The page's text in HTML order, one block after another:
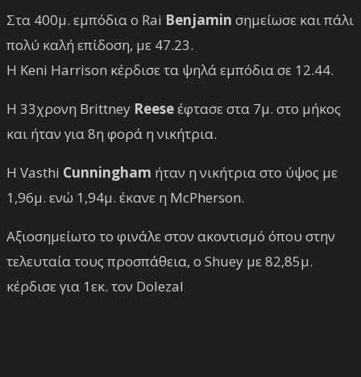
Στα 400μ. εμπόδια ο Rai Benjamin σημείωσε και πάλι
πολύ καλή επίδοση, με 47.23.
Η Keni Harrison κέρδισε τα ψηλά εμπόδια σε 12.44.
Η 33χρονη Brittney Reeseέφτασε στα 7μ. στο μήκος
και ήταν για 8η φορά η νικήτρια.
Η Vasthi Cunningham ήταν η νικήτρια στο ύψος με
1,96μ. ενώ 1,94μ. έκανε η McPherson.
Αξιοσημείωτο το φινάλε στον ακοντισμό όπου στην
τελευταία τους προσπάθεια, ο Shuey με 82,85μ.
κέρδισε για 1εκ. τον Dolezal